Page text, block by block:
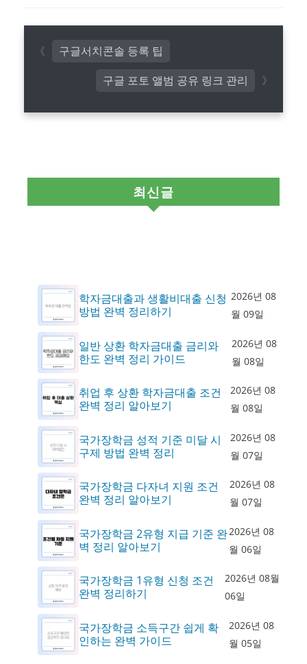
구글 포토 앨범 공유 링크 관리
구글서치콘솔 등록 팁
최신글
학자금대출과 생활비대출 신청
방법 완벽 정리하기
2026년 08
월 09일
일반 상환 학자금대출 금리와
한도 완벽 정리 가이드
2026년 08
월 08일
취업 후 상환 학자금대출 조건
완벽 정리 알아보기
2026년 08
월 08일
국가장학금 성적 기준 미달 시
구제 방법 완벽 정리
2026년 08
월 07일
국가장학금 다자녀 지원 조건
완벽 정리 알아보기
2026년 08
월 07일
국가장학금 2유형 지급 기준 완
벽 정리 알아보기
2026년 08
월 06일
국가장학금 1유형 신청 조건
완벽 정리하기
2026년 08월
06일
국가장학금 소득구간 쉽게 확
인하는 완벽 가이드
2026년 08
월 05일